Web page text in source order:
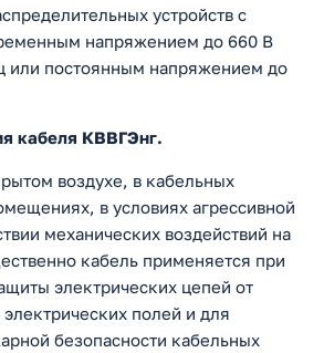
устройств с
напряжением до 660 В
или постоянным напряжением до
кабеля КВВГЭнг.
воздухе, в кабельных
в условиях агрессивной
механических воздействий на
кабель применяется при
электрических цепей от
полей и для
безопасности кабельных